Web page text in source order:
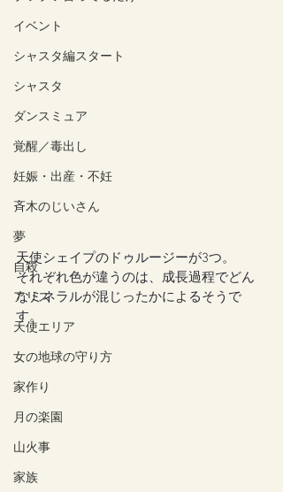
イベント
シャスタ編スタート
シャスタ
ダンスミュア
覚醒／毒出し
妊娠・出産・不妊
斉木のじいさん
夢
自殺
アリス
天使エリア
女の地球の守り方
家作り
月の楽園
山火事
家族
天使シェイプのドゥルージーが3つ。
それぞれ色が違うのは、成長過程でどん
なミネラルが混じったかによるそうで
す。